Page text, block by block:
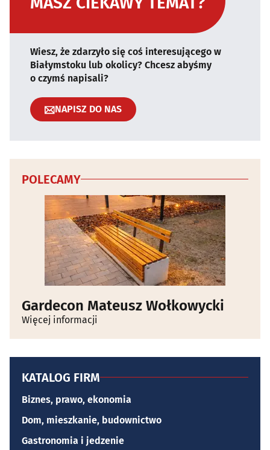
Wiesz, że zdarzyło się coś interesującego w
Białymstoku lub okolicy? Chcesz abyśmy
o czymś napisali?
NAPISZ DO NAS
POLECAMY
Gardecon Mateusz Wołkowycki
Więcej informacji
KATALOG FIRM
Biznes, prawo, ekonomia
Dom, mieszkanie, budownictwo
Gastronomia i jedzenie